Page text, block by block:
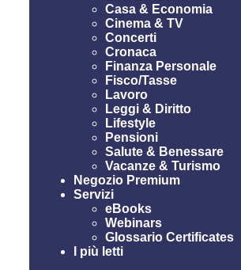
Casa & Economia
Cinema & TV
Concerti
Cronaca
Finanza Personale
Fisco/Tasse
Lavoro
Leggi & Diritto
Lifestyle
Pensioni
Salute & Benessare
Vacanze & Turismo
Negozio Premium
Servizi
eBooks
Webinars
Glossario Certificates
I più letti